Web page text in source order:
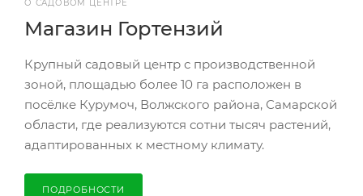
О САДОВОМ ЦЕНТРЕ
Магазин Гортензий
Крупный садовый центр с производственной
зоной, площадью более 10 га расположен в
посёлке Курумоч, Волжского района, Самарской
области, где реализуются сотни тысяч растений,
адаптированных к местному климату.
ПОДРОБНОСТИ